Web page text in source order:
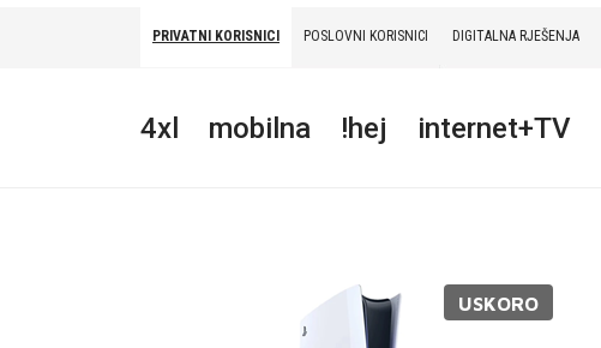
PRIVATNI KORISNICI POSLOVNI KORISNICI DIGITALNA RJEŠENJA
4xl mobilna !hej internet+TV
USKORO